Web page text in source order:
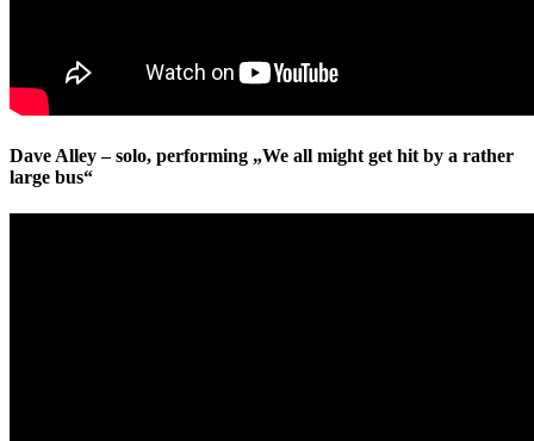
Dave Alley – solo, performing „We all might get hit by a rather
large bus“